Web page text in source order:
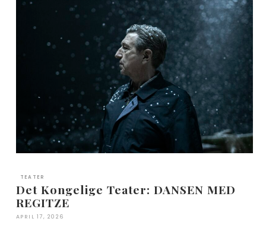
TEATER
Det Kongelige Teater: DANSEN MED
REGITZE
APRIL 17, 2026